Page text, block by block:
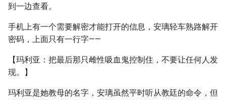
到一边查看。
手机上有一个需要解密才能打开的信息，安璃轻车熟路解开
密码，上面只有一行字——
【玛利亚：把最后那只雌性吸血鬼控制住，不要让任何人发
现。】
玛利亚是她教母的名字，安璃虽然平时听从教廷的命令，但